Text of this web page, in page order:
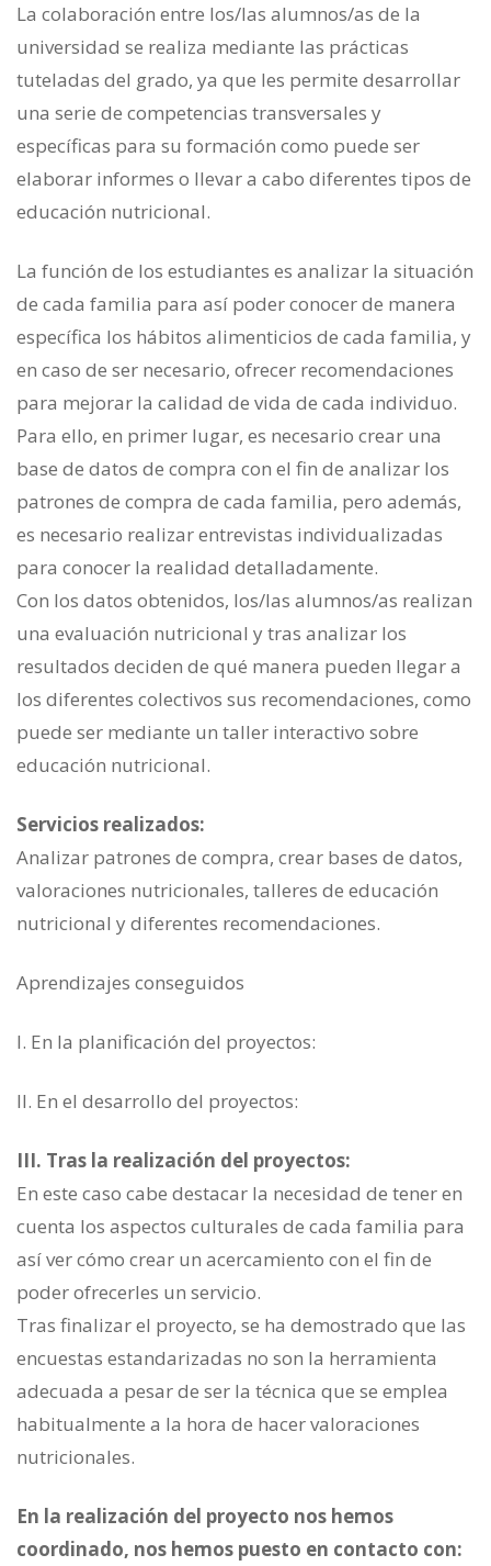
La colaboración entre los/las alumnos/as de la
universidad se realiza mediante las prácticas
tuteladas del grado, ya que les permite desarrollar
una serie de competencias transversales y
específicas para su formación como puede ser
elaborar informes o llevar a cabo diferentes tipos de
educación nutricional.
La función de los estudiantes es analizar la situación
de cada familia para así poder conocer de manera
específica los hábitos alimenticios de cada familia, y
en caso de ser necesario, ofrecer recomendaciones
para mejorar la calidad de vida de cada individuo.
Para ello, en primer lugar, es necesario crear una
base de datos de compra con el fin de analizar los
patrones de compra de cada familia, pero además,
es necesario realizar entrevistas individualizadas
para conocer la realidad detalladamente.
Con los datos obtenidos, los/las alumnos/as realizan
una evaluación nutricional y tras analizar los
resultados deciden de qué manera pueden llegar a
los diferentes colectivos sus recomendaciones, como
puede ser mediante un taller interactivo sobre
educación nutricional.
Servicios realizados:
Analizar patrones de compra, crear bases de datos,
valoraciones nutricionales, talleres de educación
nutricional y diferentes recomendaciones.
Aprendizajes conseguidos
I. En la planificación del proyectos:
II. En el desarrollo del proyectos:
III. Tras la realización del proyectos:
En este caso cabe destacar la necesidad de tener en
cuenta los aspectos culturales de cada familia para
así ver cómo crear un acercamiento con el fin de
poder ofrecerles un servicio.
Tras finalizar el proyecto, se ha demostrado que las
encuestas estandarizadas no son la herramienta
adecuada a pesar de ser la técnica que se emplea
habitualmente a la hora de hacer valoraciones
nutricionales.
En la realización del proyecto nos hemos
coordinado, nos hemos puesto en contacto con: